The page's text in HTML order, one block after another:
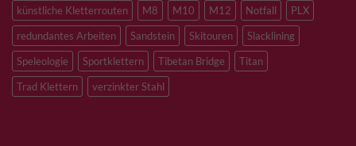
künstliche Kletterrouten
M8 M10 M12 Notfall
PLX
redundantes Arbeiten
Sandstein Skitouren
Slacklining
Speleologie
Sportklettern Tibetan Bridge
Titan
Trad Klettern
verzinkter Stahl